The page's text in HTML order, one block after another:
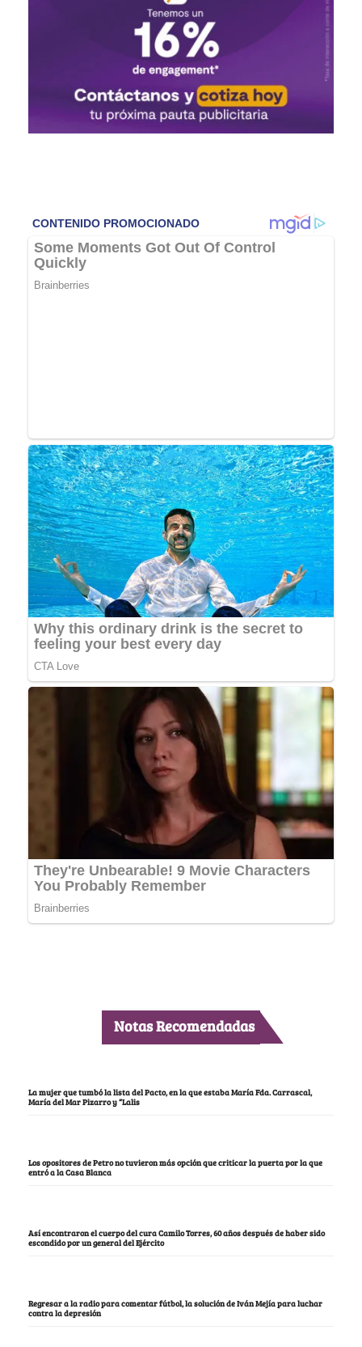
Notas Recomendadas
La mujer que tumbó la lista del Pacto, en la que estaba María Fda. Carrascal,
María del Mar Pizarro y “Lalis
Los opositores de Petro no tuvieron más opción que criticar la puerta por la que
entró a la Casa Blanca
Así encontraron el cuerpo del cura Camilo Torres, 60 años después de haber sido
escondido por un general del Ejército
Regresar a la radio para comentar fútbol, la solución de Iván Mejía para luchar
contra la depresión